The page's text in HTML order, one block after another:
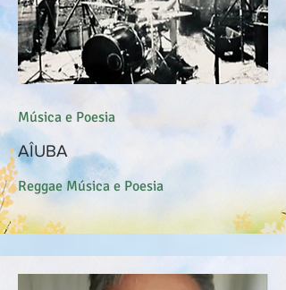
Música e Poesia
AÎUBA
Reggae Música e Poesia